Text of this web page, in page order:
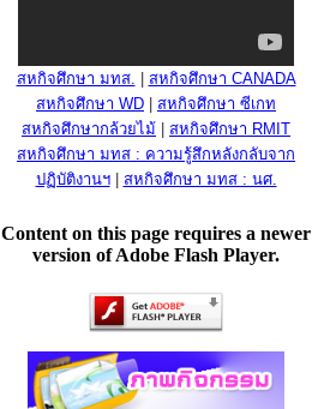
สหกิจศึกษา มทส.
สหกิจศึกษา CANADA
สหกิจศึกษา WD
สหกิจศึกษา ซีเกท
สหกิจศึกษากล้วยไม้
สหกิจศึกษา RMIT
สหกิจศึกษา มทส : ความรู้สึกหลังกลับจาก
ปฏิบัติงานฯ| สหกิจศึกษา มทส : นศ.
Content on this page requires a newer
version of Adobe Flash Player.